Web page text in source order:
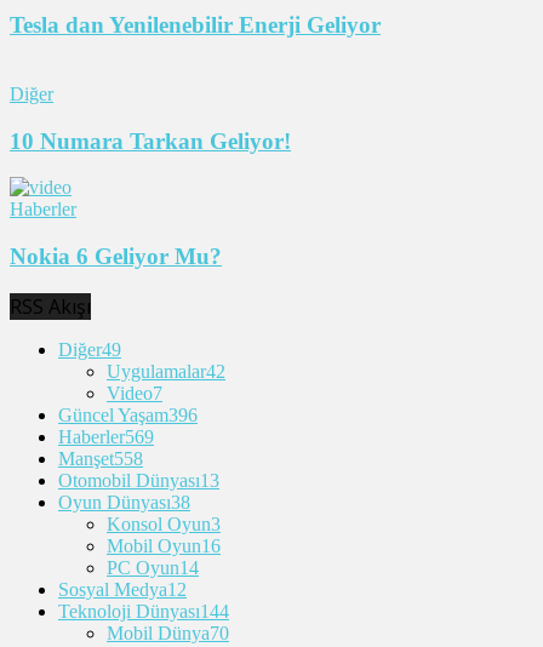
Tesla dan Yenilenebilir Enerji Geliyor
Diğer
10 Numara Tarkan Geliyor!
Haberler
Nokia 6 Geliyor Mu?
RSS Akışı
Diğer49
Uygulamalar42
Video7
Güncel Yaşam396
Haberler569
Manşet558
Otomobil Dünyası13
Oyun Dünyası38
Konsol Oyun3
Mobil Oyun16
PC Oyun14
Sosyal Medya12
Teknoloji Dünyası144
Mobil Dünya70